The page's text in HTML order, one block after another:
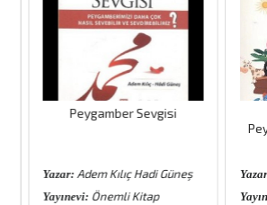
Peygamber Sevgisi
Yazar:Adem Kılıç Hadi Güneş
Yayınevi:Önemli Kitap
Yazar:
Yayınevi: